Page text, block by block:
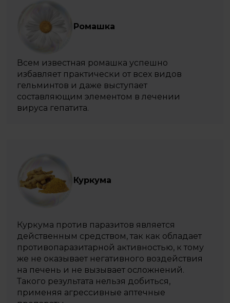
Ромашка
Всем известная ромашка успешно
избавляет практически от всех видов
гельминтов и даже выступает
составляющим элементом в лечении
вируса гепатита.
Куркума
Куркума против паразитов является
действенным средством, так как обладает
противопаразитарной активностью, к тому
же не оказывает негативного воздействия
на печень и не вызывает осложнений.
Такого результата нельзя добиться,
применяя агрессивные аптечные